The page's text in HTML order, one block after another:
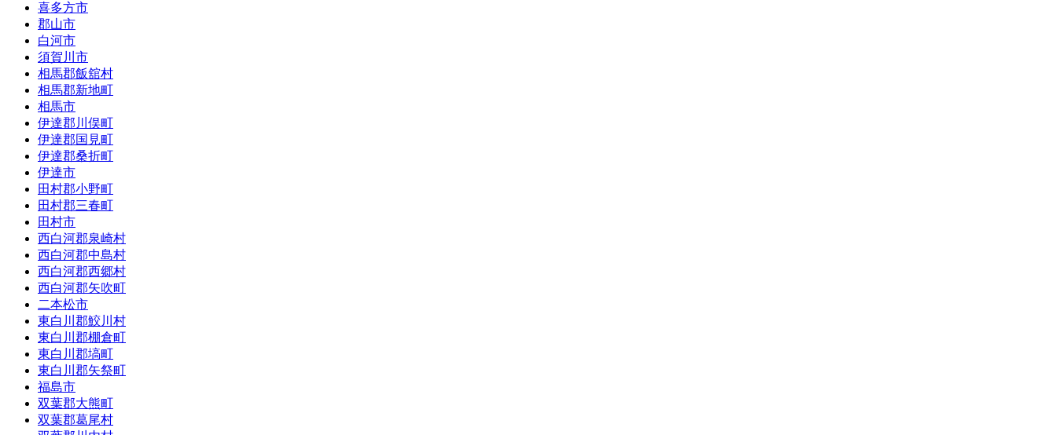
喜多方市
郡山市
白河市
須賀川市
相馬郡飯舘村
相馬郡新地町
相馬市
伊達郡川俣町
伊達郡国見町
伊達郡桑折町
伊達市
田村郡小野町
田村郡三春町
田村市
西白河郡泉崎村
西白河郡中島村
西白河郡西郷村
西白河郡矢吹町
二本松市
東白川郡鮫川村
東白川郡棚倉町
東白川郡塙町
東白川郡矢祭町
福島市
双葉郡大熊町
双葉郡葛尾村